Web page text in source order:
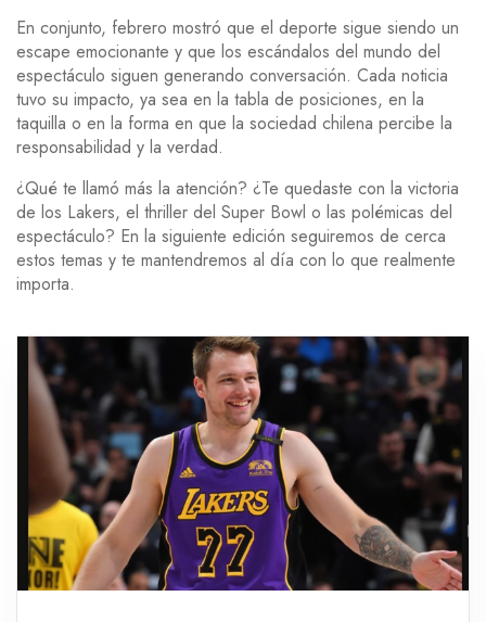
En conjunto, febrero mostró que el deporte sigue siendo un
escape emocionante y que los escándalos del mundo del
espectáculo siguen generando conversación. Cada noticia
tuvo su impacto, ya sea en la tabla de posiciones, en la
taquilla o en la forma en que la sociedad chilena percibe la
responsabilidad y la verdad.
¿Qué te llamó más la atención? ¿Te quedaste con la victoria
de los Lakers, el thriller del Super Bowl o las polémicas del
espectáculo? En la siguiente edición seguiremos de cerca
estos temas y te mantendremos al día con lo que realmente
importa.